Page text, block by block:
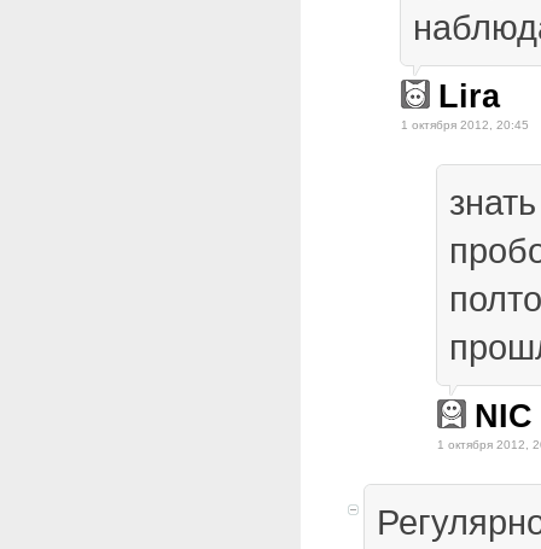
Lira
1 октября 2012, 20:45
NIC
1 октября 2012,